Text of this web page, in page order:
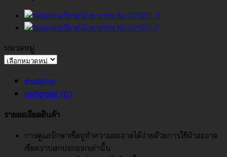
ร่อง
No.SV1012-
2
ชิ้น
หมวดหมู่
หมวด
คำอธิบาย
บทวิจารณ์ (0)
รายละเอียดสินค้า
การดูแลรักษาเช็ดถูทำความสะอาดได้ง่ายด้วยการใช้ผ้าสะอาด
เช็ดคราบสกปรกออกเท่านั้น